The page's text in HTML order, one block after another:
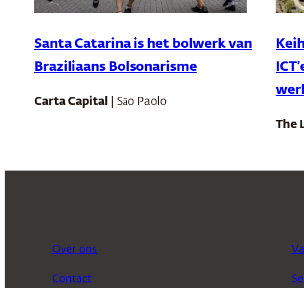
Santa Catarina is het bolwerk van
Braziliaans Bolsonarisme
Carta Capital | São Paolo
The
Over ons
Contact